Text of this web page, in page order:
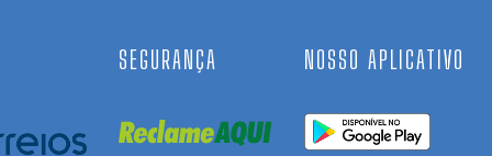
SEGURANÇA NOSSO APLICATIVO